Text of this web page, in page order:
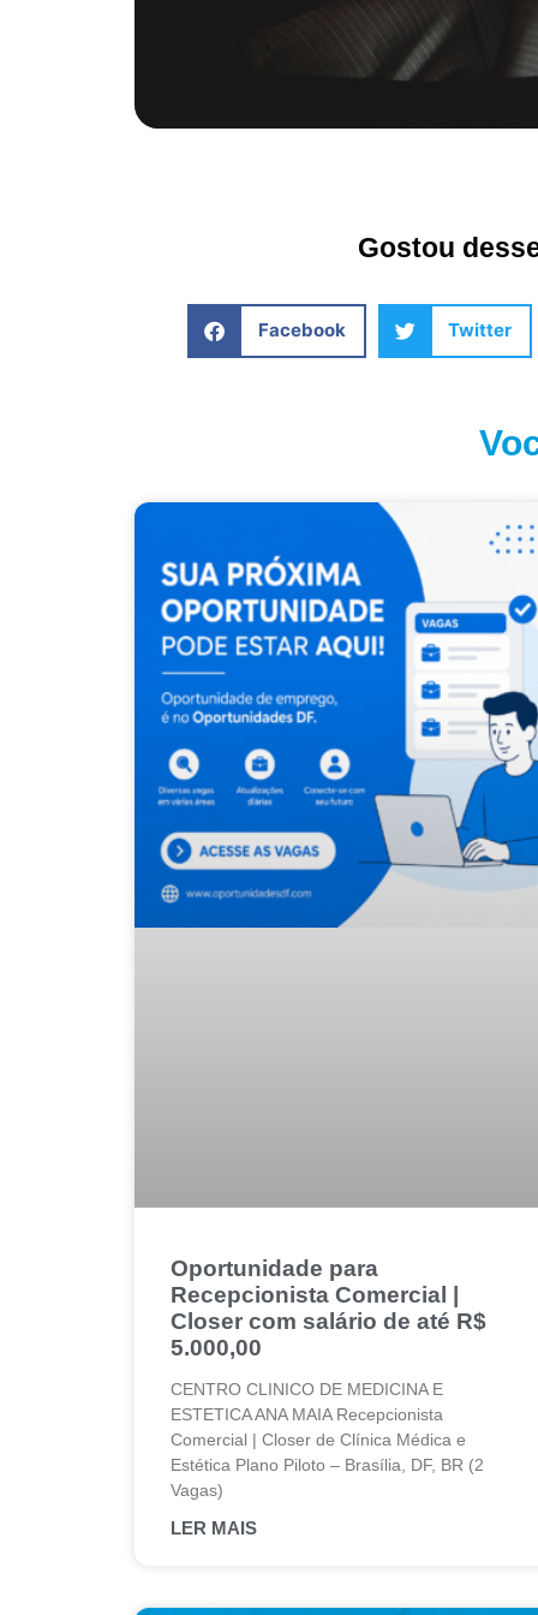
Gostou
Facebook Twitter
Oportunidade para
Recepcionista Comercial |
Closer com salário de até R$
5.000,00
CENTRO CLINICO DE MEDICINA E
ESTETICA ANA MAIA Recepcionista
Comercial | Closer de Clínica Médica e
Estética Plano Piloto – Brasília, DF, BR (2
Vagas)
LER MAIS